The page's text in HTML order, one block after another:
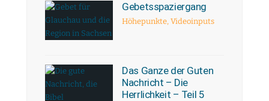
Gebetsspaziergang
Höhepunkte,Videoinputs
Das Ganze der Guten
Nachricht – Die
Herrlichkeit – Teil 5